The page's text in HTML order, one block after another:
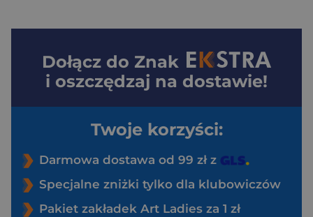
Dołącz do Znak
i oszczędzaj na dostawie!
Twoje korzyści:
Darmowa dostawa od 99 zł z
Specjalne zniżki tylko dla klubowiczów
Pakiet zakładek Art Ladies za 1 zł